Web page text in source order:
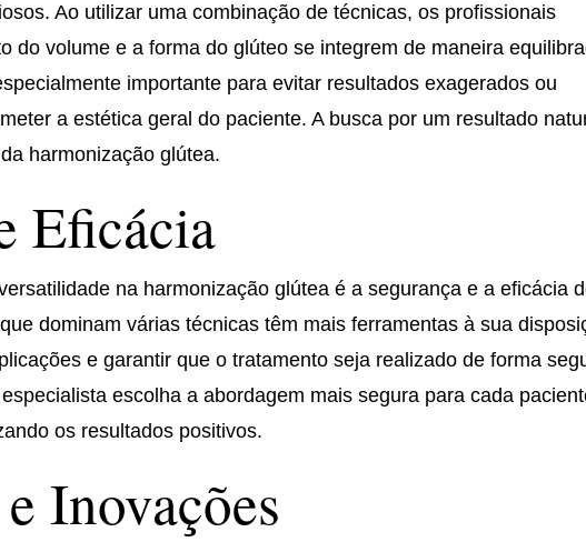
Ao utilizar uma combinação de técnicas, os profissionais
do volume e a forma do glúteo se integrem de maneira
importante para evitar resultados exagerados ou
a estética geral do paciente. A busca por um resultado
harmonização glútea.
Eficácia
na harmonização glútea é a segurança e a eficácia
dominam várias técnicas têm mais ferramentas à sua
e garantir que o tratamento seja realizado de forma
escolha a abordagem mais segura para cada
os resultados positivos.
Inovações